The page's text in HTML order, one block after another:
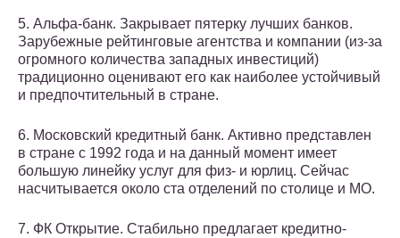
5. Альфа-банк. Закрывает пятерку лучших банков.
Зарубежные рейтинговые агентства и компании (из-за
огромного количества западных инвестиций)
традиционно оценивают его как наиболее устойчивый
и предпочтительный в стране.
6. Московский кредитный банк. Активно представлен
в стране с 1992 года и на данный момент имеет
большую линейку услуг для физ- и юрлиц. Сейчас
насчитывается около ста отделений по столице и МО.
7. ФК Открытие. Стабильно предлагает кредитно-